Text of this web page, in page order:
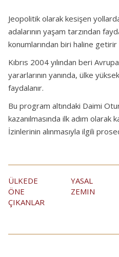
Jeopolitik olarak kesişen
adalarının yaşam tarzından
konumlarından biri haline
Kıbrıs 2004 yılından beri
yararlarının yanında, ülke
faydalanır.
Bu program altındaki Daimi
kazanılmasında ilk adım olarak
İzinlerinin alınmasıyla ilgili
ÜLKEDE
ÖNE
ÇIKANLAR
YASAL
ZEMIN